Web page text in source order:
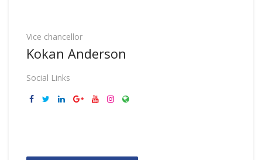
Vice chancellor
Kokan Anderson
Social Links